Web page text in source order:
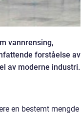
vannrensing,
forståelse av
av moderne industri.
en bestemt mengde